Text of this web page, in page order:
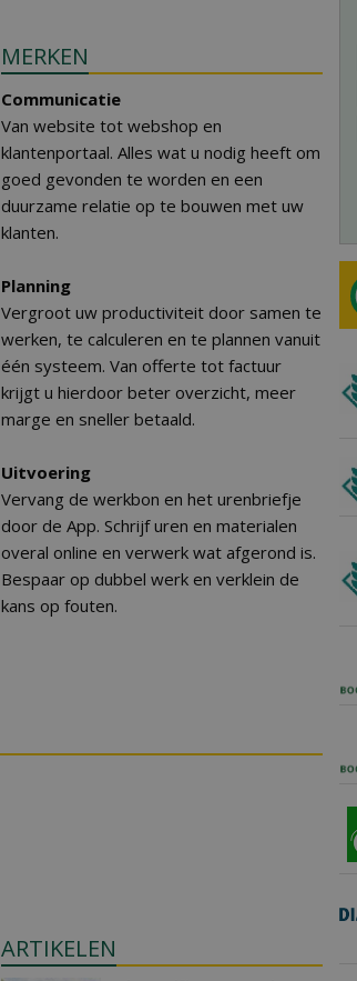
MERKEN
Communicatie
Van website tot webshop en
klantenportaal. Alles wat u nodig heeft om
goed gevonden te worden en een
duurzame relatie op te bouwen met uw
klanten.
Planning
Vergroot uw productiviteit door samen te
werken, te calculeren en te plannen vanuit
één systeem. Van offerte tot factuur
krijgt u hierdoor beter overzicht, meer
marge en sneller betaald.
Uitvoering
Vervang de werkbon en het urenbriefje
door de App. Schrijf uren en materialen
overal online en verwerk wat afgerond is.
Bespaar op dubbel werk en verklein de
kans op fouten.
ARTIKELEN